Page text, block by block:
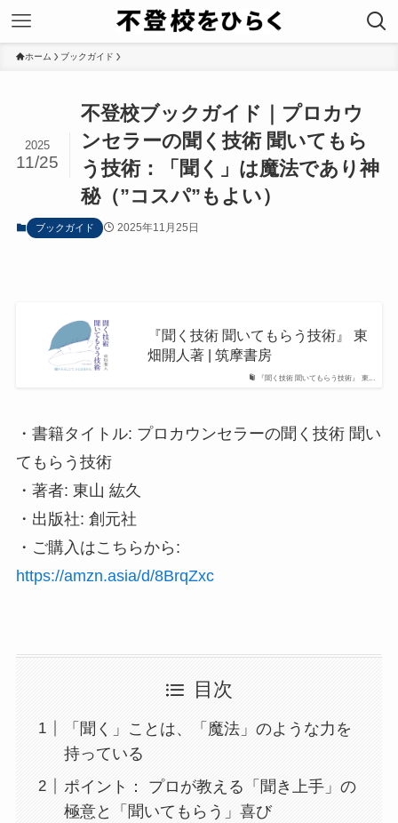
ホーム ブックガイド
不登校ブックガイド｜プロカウ
ンセラーの聞く技術 聞いてもら
う技術：「聞く」は魔法であり神
秘（”コスパ”もよい）
2025
11/25
ブックガイド 2025年11月25日
『聞く技術 聞いてもらう技術』 東...
『聞く技術 聞いてもらう技術』 東
畑開人著 | 筑摩書房
・書籍タイトル: プロカウンセラーの聞く技術 聞い
てもらう技術
・著者: 東山 紘久
・出版社: 創元社
・ご購入はこちらから:
https://amzn.asia/d/8BrqZxc
目次
「聞く」ことは、「魔法」のような力を
持っている
ポイント： プロが教える「聞き上手」の
極意と「聞いてもらう」喜び